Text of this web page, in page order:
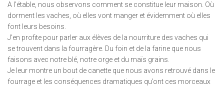
A l’étable, nous observons comment se constitue leur maison. Où
dorment les vaches, où elles vont manger et évidemment où elles
font leurs besoins.
J’en profite pour parler aux élèves de la nourriture des vaches qui
se trouvent dans la fourragère. Du foin et de la farine que nous
faisons avec notre blé, notre orge et du maïs grains.
Je leur montre un bout de canette que nous avons retrouvé dans le
fourrage et les conséquences dramatiques qu’ont ces morceaux